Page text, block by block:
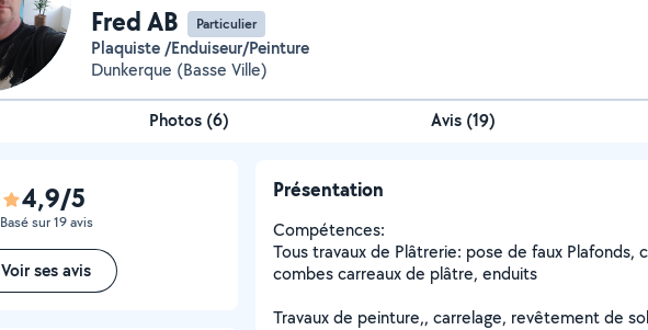
Fred AB Particulier
Plaquiste /Enduiseur/Peinture
Dunkerque (Basse Ville)
Photos (6) Avis (19)
4,9/5
Basé sur 19 avis
Voir ses avis
Présentation
Compétences:
Tous travaux de Plâtrerie: pose de faux
combes carreaux de plâtre, enduits
Travaux de peinture,, carrelage, revêtement de sol